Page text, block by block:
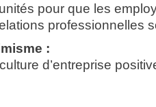
pour que les
professionnelles
:
d’entreprise